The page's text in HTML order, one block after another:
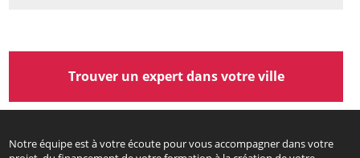
Trouver un expert dans votre ville
Notre équipe est à votre écoute pour vous accompagner dans votre